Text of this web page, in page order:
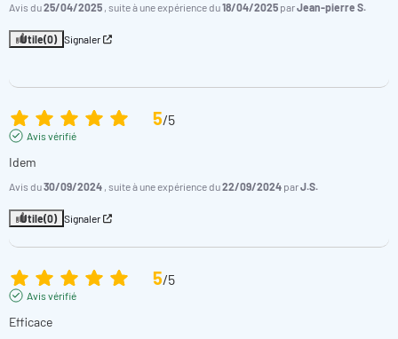
Avis du25/04/2025 , suite à une expérience du18/04/2025 parJean-pierre S.
Utile(0) Signaler
5/5
Avis vérifié
Idem
Avis du30/09/2024 , suite à une expérience du22/09/2024 parJ.S.
Utile(0) Signaler
5/5
Avis vérifié
Efficace